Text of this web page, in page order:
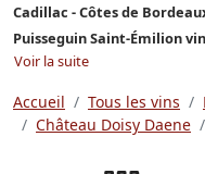
Cadillac - Côtes de
Puisseguin Saint-Émilion
Voir la suite
Accueil Tous les vins
Château Doisy Daene